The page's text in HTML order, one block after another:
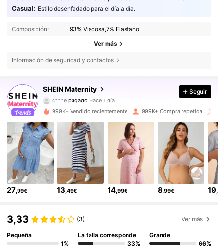
Casual: Estilo desenfadado para el día a día.
Composición: 93% Viscosa,7% Elastano
Ver más
Información de seguridad y contactos
SHEIN Maternity
4,79
482K Seguidores
pagado
Hace 1 día
e***8 seguido haceHace 4 horas
4,79 482K Seguidores
482K Seguidores
482K Seguidores
Seguir
999K+ Vendido recientemente 999K+ Compra repetida
27,99€ 13,49€ 14,99€ 8,99€ 19
3,33 (3) Ver más
Pequeña
1%
La talla corresponde
33%
Grande
66%